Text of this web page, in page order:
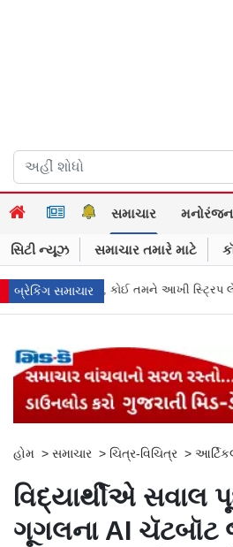
સમાચાર મનોરંજન
સિટી ન્યૂઝ સમાચાર તમારે માટે
બ્રેકિંગ સમાચાર
લેવા મજબૂર ન કરી શકે જાહેરખબરોથી
હોમ > સમાચાર > ચિત્ર-વિચિત્ર >
વિદ્યાર્થીએ સવાલ
ગૂગલના AI ચૅટબૉટ